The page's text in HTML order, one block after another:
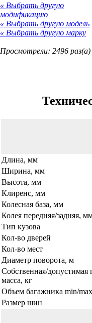
« Выбрать другую
модификацию
« Выбрать другую модель
« Выбрать другую марку
Просмотрели: 2496 раз(а)
Длина, мм
Ширина, мм
Высота, мм
Клиренс, мм
Колесная база, мм
Колея передняя/задняя,
Тип кузова
Кол-во дверей
Кол-во мест
Диаметр поворота, м
Собственная/допустимая
масса, кг
Объем багажника min/
Размер шин